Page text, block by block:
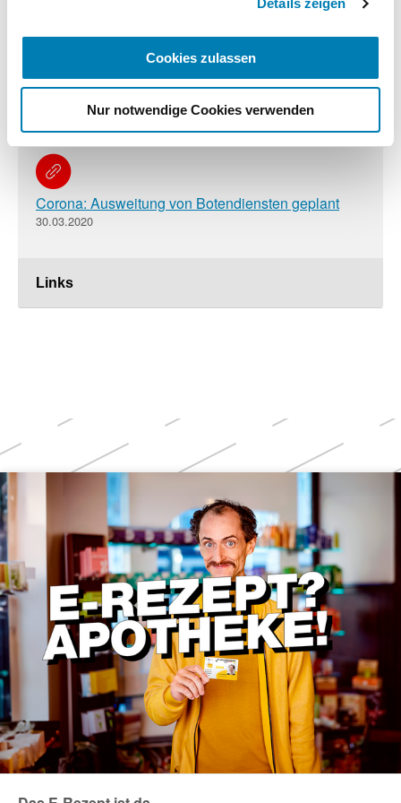
Details zeigen
Cookies zulassen
Nur notwendige Cookies verwenden
Links
Coronakrise: Erleichterung bei Arzneimittelabgabe
in Apotheken
31.03.2020
Corona: Ausweitung von Botendiensten geplant
30.03.2020
Weitere
Themen